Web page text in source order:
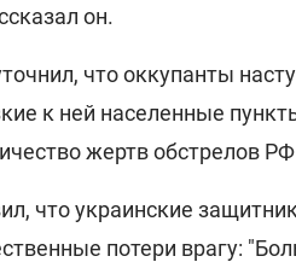
он.
что оккупанты
к ней населенные
жертв обстрелов
что украинские
потери врагу: